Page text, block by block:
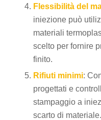
Flessibilità del
iniezione può
materiali
scelto per fornire
finito.
Rifiuti minimi:
progettati e
stampaggio a
scarto di materiale.